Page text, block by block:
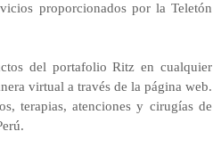
proporcionados por la Teletón
del portafolio Ritz en cualquier
virtual a través de la página web.
terapias, atenciones y cirugías de